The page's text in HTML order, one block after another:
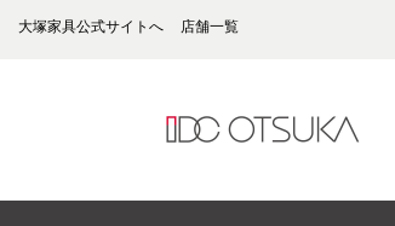
大塚家具公式サイトへ 店舗一覧